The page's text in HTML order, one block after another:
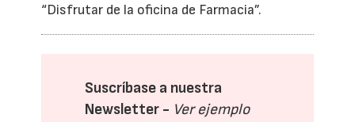
“Disfrutar de la oficina de Farmacia”.
Suscríbase a nuestra
Newsletter - Ver ejemplo